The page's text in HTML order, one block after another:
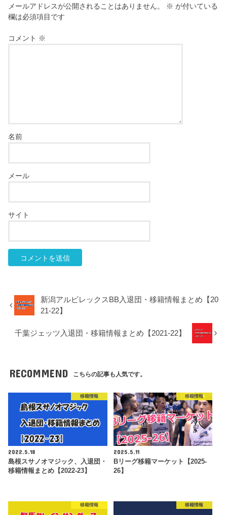
メールアドレスが公開されることはありません。 ※ が付いている
欄は必須項目です
コメント ※
名前
メール
サイト
新潟アルビレックスBB入退団・移籍情報まとめ【20
21-22】
千葉ジェッツ入退団・移籍情報まとめ【2021-22】
RECOMMEND こちらの記事も人気です。
移籍情報
2022.5.18
島根スサノオマジック、入退団・
移籍情報まとめ【2022-23】
移籍情報
2025.5.11
Bリーグ移籍マーケット【2025-
26】
移籍情報 移籍情報